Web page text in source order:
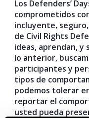
Los Defenders’
comprometidos
incluyente,
de Civil Rights
ideas, aprendan, y
lo anterior,
participantes y
tipos de
podemos tolerar
reportar el
usted pueda